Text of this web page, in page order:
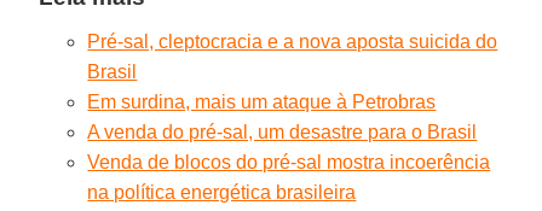
Pré-sal, cleptocracia e a nova aposta suicida do
Brasil
Em surdina, mais um ataque à Petrobras
A venda do pré-sal, um desastre para o Brasil
Venda de blocos do pré-sal mostra incoerência
na política energética brasileira